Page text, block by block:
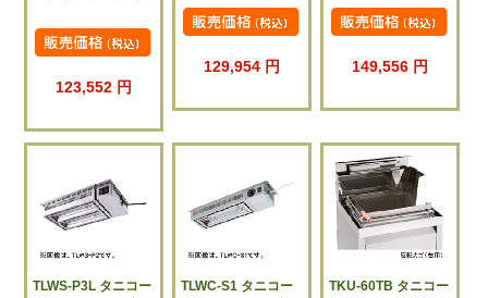
123,552 円
129,954 円 149,556 円
TLWS-P3L タニコー
TLWC-S1 タニコー
TKU-60TB タニコー